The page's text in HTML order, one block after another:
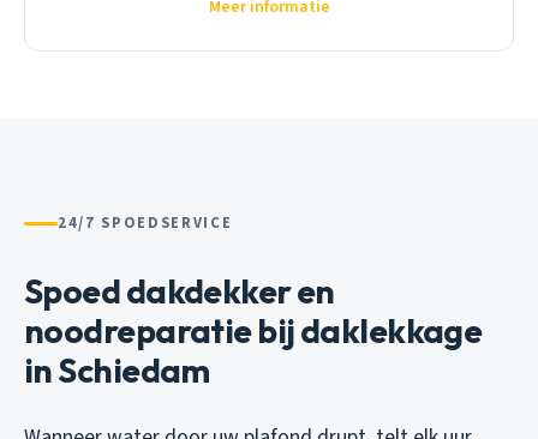
Meer informatie
24/7 SPOEDSERVICE
Spoed dakdekker en
noodreparatie bij daklekkage
in Schiedam